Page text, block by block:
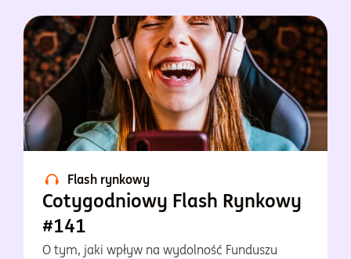
Flash rynkowy
Cotygodniowy Flash Rynkowy
#141
O tym, jaki wpływ na wydolność Funduszu